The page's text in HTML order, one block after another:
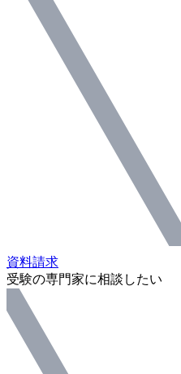
資料請求
受験の専門家に相談したい